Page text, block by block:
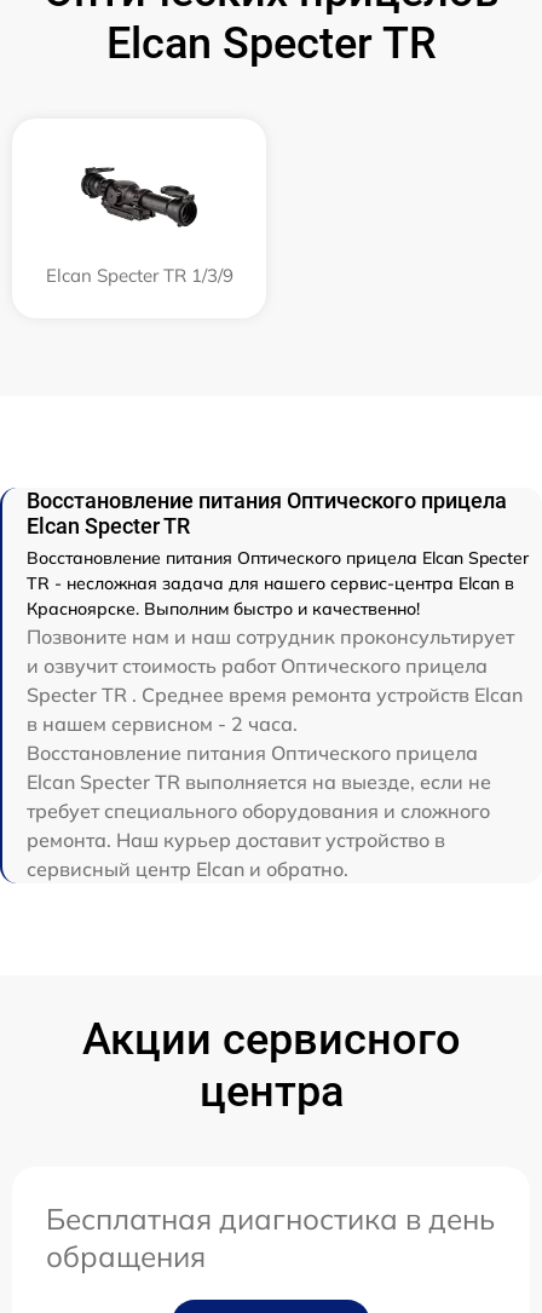
Elcan Specter TR
Elcan Specter TR 1/3/9
Восстановление питания Оптического прицела
Elcan Specter TR
Восстановление питания Оптического прицела Elcan Specter
TR - несложная задача для нашего сервис-центра Elcan в
Красноярске. Выполним быстро и качественно!
Позвоните нам и наш сотрудник проконсультирует
и озвучит стоимость работ Оптического прицела
Specter TR . Среднее время ремонта устройств Elcan
в нашем сервисном - 2 часа.
Восстановление питания Оптического прицела
Elcan Specter TR выполняется на выезде, если не
требует специального оборудования и сложного
ремонта. Наш курьер доставит устройство в
сервисный центр Elcan и обратно.
Акции сервисного
центра
Бесплатная диагностика в день
обращения